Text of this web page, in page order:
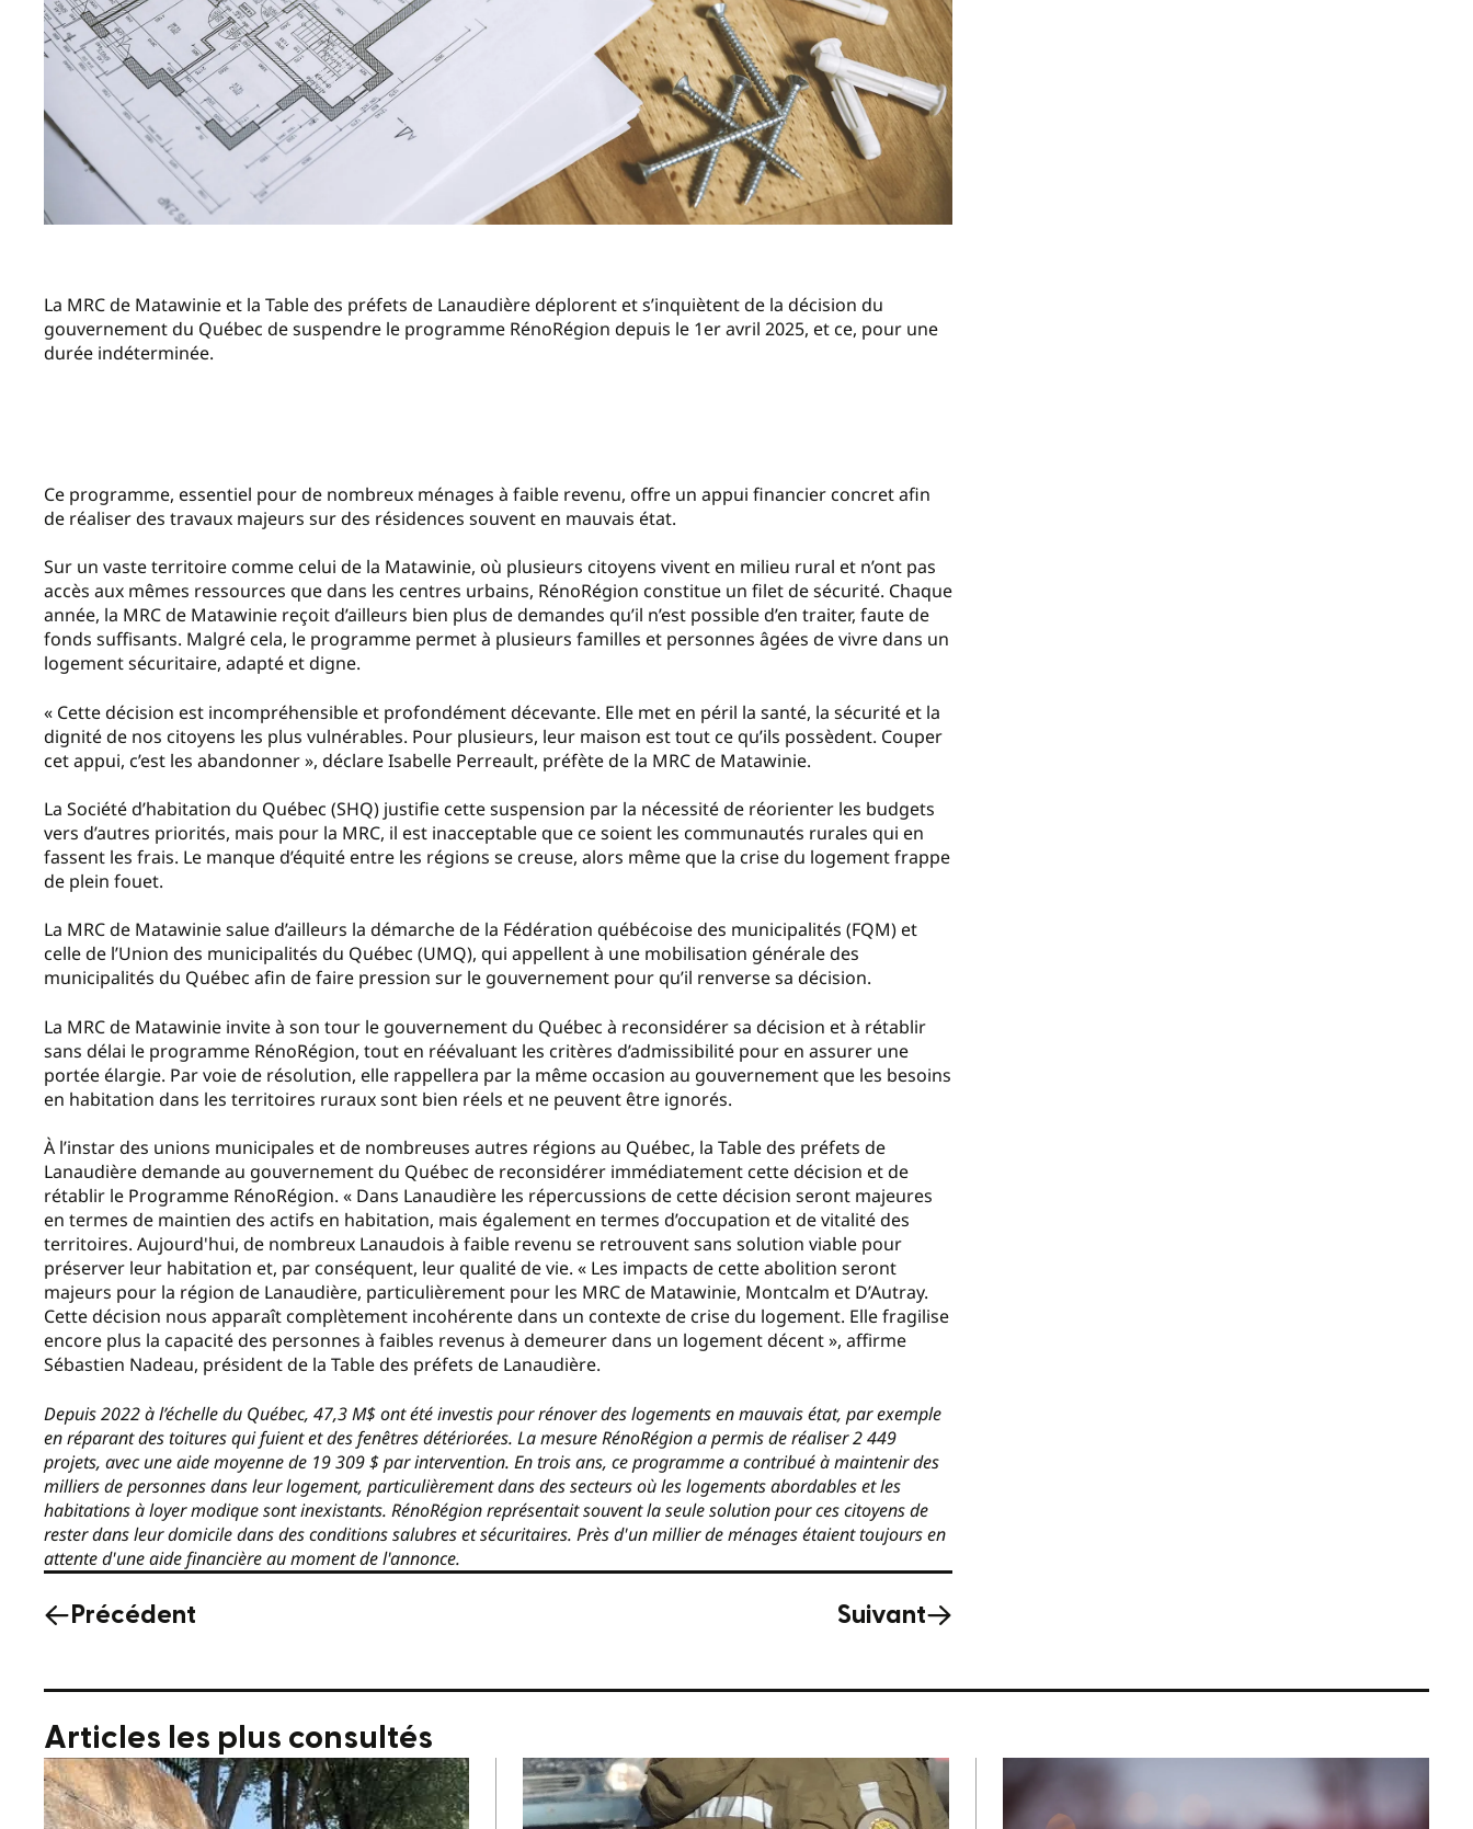
La MRC de Matawinie et la Table des préfets de Lanaudière déplorent et s’inquiètent de la décision du
gouvernement du Québec de suspendre le programme RénoRégion depuis le 1er avril 2025, et ce, pour une
durée indéterminée.
Ce programme, essentiel pour de nombreux ménages à faible revenu, offre un appui financier concret afin
de réaliser des travaux majeurs sur des résidences souvent en mauvais état.
Sur un vaste territoire comme celui de la Matawinie, où plusieurs citoyens vivent en milieu rural et n’ont pas
accès aux mêmes ressources que dans les centres urbains, RénoRégion constitue un filet de sécurité. Chaque
année, la MRC de Matawinie reçoit d’ailleurs bien plus de demandes qu’il n’est possible d’en traiter, faute de
fonds suffisants. Malgré cela, le programme permet à plusieurs familles et personnes âgées de vivre dans un
logement sécuritaire, adapté et digne.
« Cette décision est incompréhensible et profondément décevante. Elle met en péril la santé, la sécurité et la
dignité de nos citoyens les plus vulnérables. Pour plusieurs, leur maison est tout ce qu’ils possèdent. Couper
cet appui, c’est les abandonner », déclare Isabelle Perreault, préfète de la MRC de Matawinie.
La Société d’habitation du Québec (SHQ) justifie cette suspension par la nécessité de réorienter les budgets
vers d’autres priorités, mais pour la MRC, il est inacceptable que ce soient les communautés rurales qui en
fassent les frais. Le manque d’équité entre les régions se creuse, alors même que la crise du logement frappe
de plein fouet.
La MRC de Matawinie salue d’ailleurs la démarche de la Fédération québécoise des municipalités (FQM) et
celle de l’Union des municipalités du Québec (UMQ), qui appellent à une mobilisation générale des
municipalités du Québec afin de faire pression sur le gouvernement pour qu’il renverse sa décision.
La MRC de Matawinie invite à son tour le gouvernement du Québec à reconsidérer sa décision et à rétablir
sans délai le programme RénoRégion, tout en réévaluant les critères d’admissibilité pour en assurer une
portée élargie. Par voie de résolution, elle rappellera par la même occasion au gouvernement que les besoins
en habitation dans les territoires ruraux sont bien réels et ne peuvent être ignorés.
À l’instar des unions municipales et de nombreuses autres régions au Québec, la Table des préfets de
Lanaudière demande au gouvernement du Québec de reconsidérer immédiatement cette décision et de
rétablir le Programme RénoRégion. « Dans Lanaudière les répercussions de cette décision seront majeures
en termes de maintien des actifs en habitation, mais également en termes d’occupation et de vitalité des
territoires. Aujourd'hui, de nombreux Lanaudois à faible revenu se retrouvent sans solution viable pour
préserver leur habitation et, par conséquent, leur qualité de vie. « Les impacts de cette abolition seront
majeurs pour la région de Lanaudière, particulièrement pour les MRC de Matawinie, Montcalm et D’Autray.
Cette décision nous apparaît complètement incohérente dans un contexte de crise du logement. Elle fragilise
encore plus la capacité des personnes à faibles revenus à demeurer dans un logement décent », affirme
Sébastien Nadeau, président de la Table des préfets de Lanaudière.
Depuis 2022 à l’échelle du Québec, 47,3 M$ ont été investis pour rénover des logements en mauvais état, par exemple
en réparant des toitures qui fuient et des fenêtres détériorées. La mesure RénoRégion a permis de réaliser 2 449
projets, avec une aide moyenne de 19 309 $ par intervention. En trois ans, ce programme a contribué à maintenir des
milliers de personnes dans leur logement, particulièrement dans des secteurs où les logements abordables et les
habitations à loyer modique sont inexistants. RénoRégion représentait souvent la seule solution pour ces citoyens de
rester dans leur domicile dans des conditions salubres et sécuritaires. Près d'un millier de ménages étaient toujours en
attente d'une aide financière au moment de l'annonce.
Précédent Suivant
Articles les plus consultés